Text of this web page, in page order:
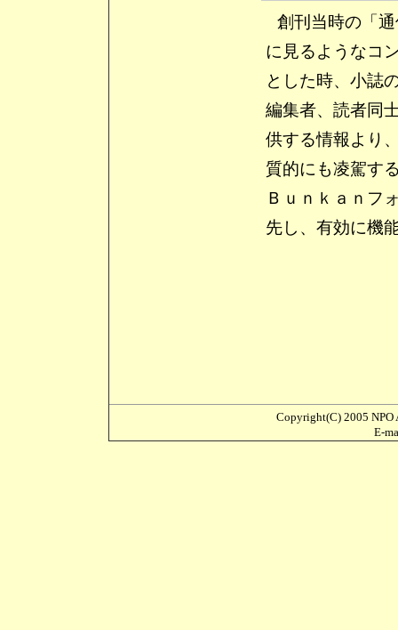
創刊当時の「
に見るようなコ
とした時、小誌
編集者、読者同
供する情報より
質的にも凌駕す
Ｂｕｎｋａｎフ
先し、有効に機
Copyright(C) 2005
E-